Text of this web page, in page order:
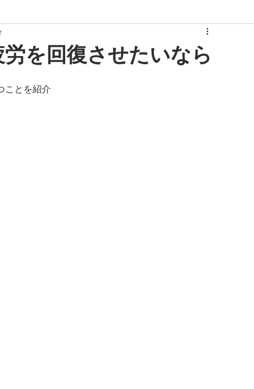
ルギー摂取）
労を回復させたいなら
ことを紹介